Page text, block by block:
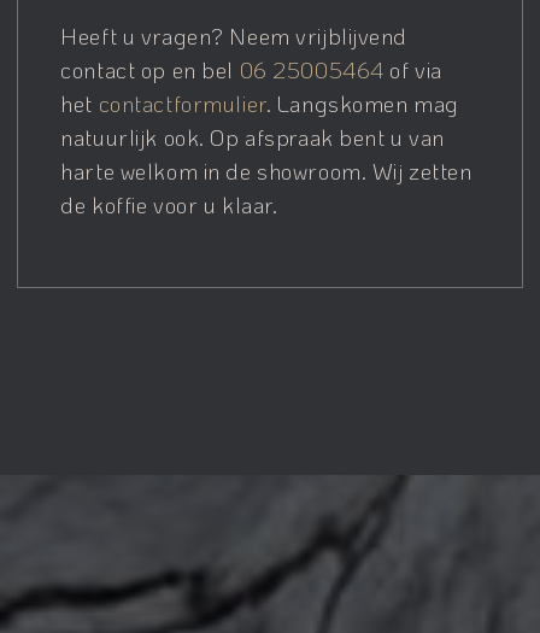
Heeft u vragen? Neem vrijblijvend
contact op en bel 06 25005464 of via
het contactformulier. Langskomen mag
natuurlijk ook. Op afspraak bent u van
harte welkom in de showroom. Wij zetten
de koffie voor u klaar.